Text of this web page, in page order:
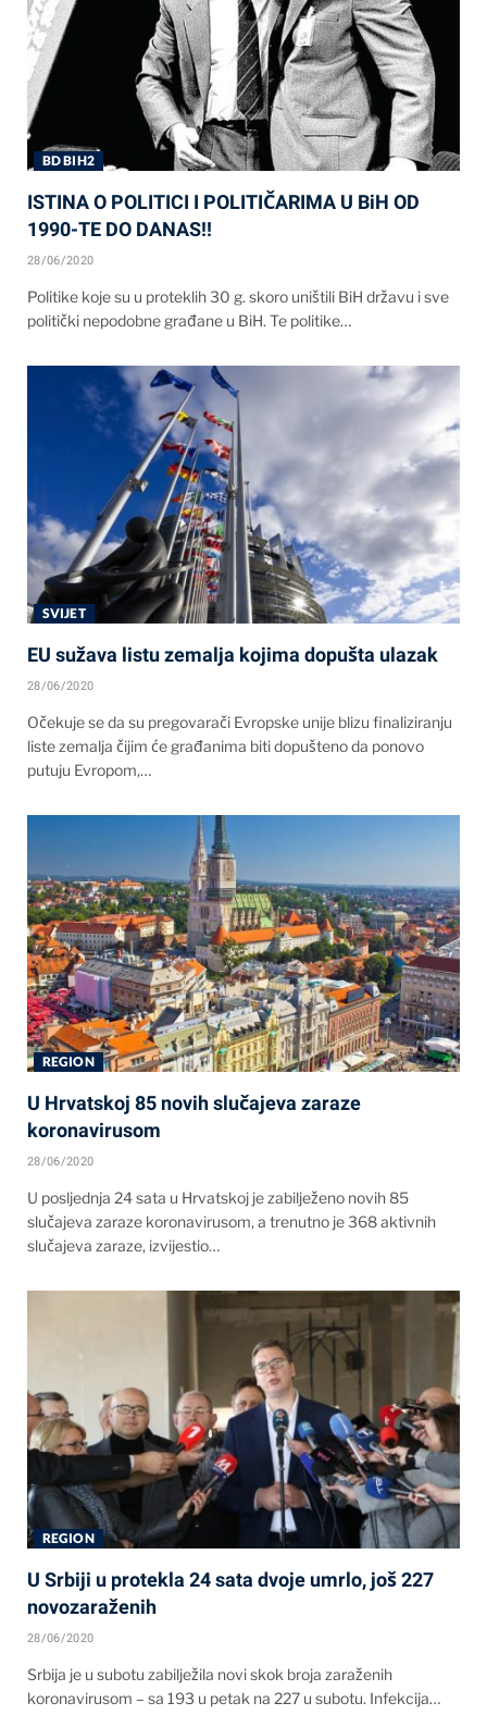
BD BIH2
ISTINA O POLITICI I POLITIČARIMA U BiH OD
1990-TE DO DANAS!!
28/06/2020
Politike koje su u proteklih 30 g. skoro uništili BiH državu i sve
politički nepodobne građane u BiH. Te politike…
SVIJET
EU sužava listu zemalja kojima dopušta ulazak
28/06/2020
Očekuje se da su pregovarači Evropske unije blizu finaliziranju
liste zemalja čijim će građanima biti dopušteno da ponovo
putuju Evropom,…
REGION
U Hrvatskoj 85 novih slučajeva zaraze
koronavirusom
28/06/2020
U posljednja 24 sata u Hrvatskoj je zabilježeno novih 85
slučajeva zaraze koronavirusom, a trenutno je 368 aktivnih
slučajeva zaraze, izvijestio…
REGION
U Srbiji u protekla 24 sata dvoje umrlo, još 227
novozaraženih
28/06/2020
Srbija je u subotu zabilježila novi skok broja zaraženih
koronavirusom – sa 193 u petak na 227 u subotu. Infekcija…